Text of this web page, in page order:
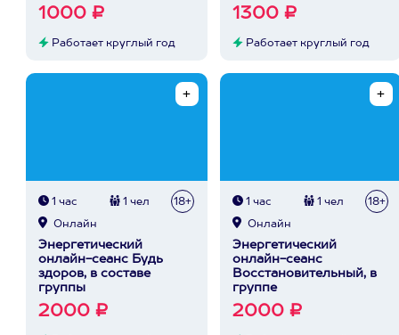
1000 ₽
Работает круглый год
1300 ₽
Работает круглый год
1 час 1 чел 18+
Онлайн
Энергетический
онлайн-сеанс Будь
здоров, в составе
группы
2000 ₽
1 час 1 чел 18+
Онлайн
Энергетический
онлайн-сеанс
Восстановительный, в
группе
2000 ₽